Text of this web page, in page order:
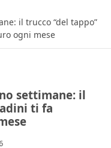
il trucco “del tappo”
ogni mese
settimane: il
ti fa